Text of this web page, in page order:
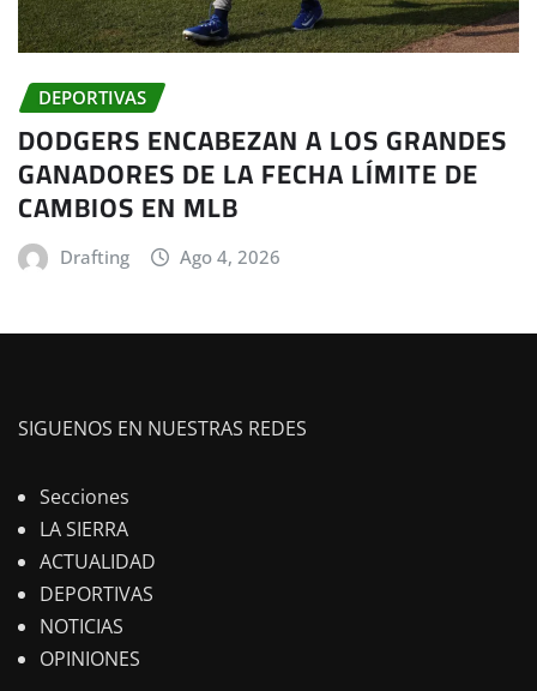
DEPORTIVAS
DODGERS ENCABEZAN A LOS GRANDES
GANADORES DE LA FECHA LÍMITE DE
CAMBIOS EN MLB
Drafting Ago 4, 2026
SIGUENOS EN NUESTRAS REDES
Secciones
LA SIERRA
ACTUALIDAD
DEPORTIVAS
NOTICIAS
OPINIONES